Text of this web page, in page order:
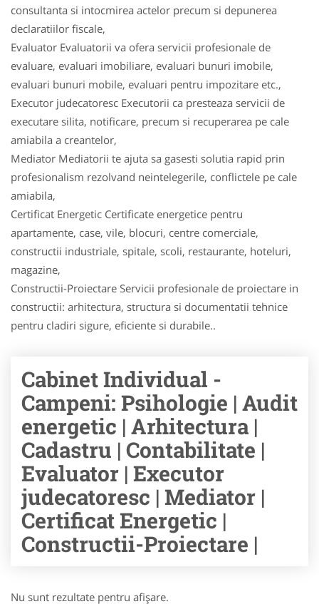
consultanta si intocmirea actelor precum si depunerea
declaratiilor fiscale,
Evaluator Evaluatorii va ofera servicii profesionale de
evaluare, evaluari imobiliare, evaluari bunuri imobile,
evaluari bunuri mobile, evaluari pentru impozitare etc.,
Executor judecatoresc Executorii ca presteaza servicii de
executare silita, notificare, precum si recuperarea pe cale
amiabila a creantelor,
Mediator Mediatorii te ajuta sa gasesti solutia rapid prin
profesionalism rezolvand neintelegerile, conflictele pe cale
amiabila,
Certificat Energetic Certificate energetice pentru
apartamente, case, vile, blocuri, centre comerciale,
constructii industriale, spitale, scoli, restaurante, hoteluri,
magazine,
Constructii-Proiectare Servicii profesionale de proiectare in
constructii: arhitectura, structura si documentatii tehnice
pentru cladiri sigure, eficiente si durabile..
Cabinet Individual -
Campeni: Psihologie | Audit
energetic | Arhitectura |
Cadastru | Contabilitate |
Evaluator | Executor
judecatoresc | Mediator |
Certificat Energetic |
Constructii-Proiectare |
Nu sunt rezultate pentru afişare.